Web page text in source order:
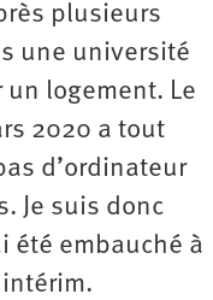
plusieurs
une université
logement. Le
2020 a tout
d’ordinateur
Je suis donc
été embauché à